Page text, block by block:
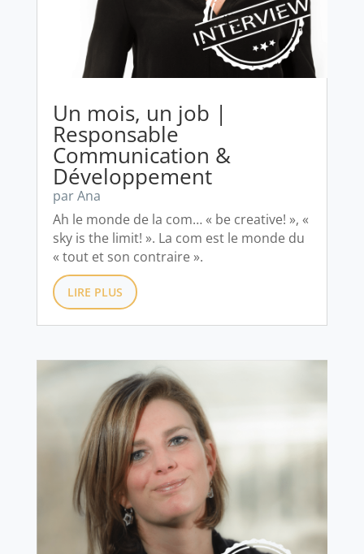
Un mois, un job |
Responsable
Communication &
Développement
parAna
Ah le monde de la com… « be creative! », «
sky is the limit! ». La com est le monde du
« tout et son contraire ».
LIRE PLUS